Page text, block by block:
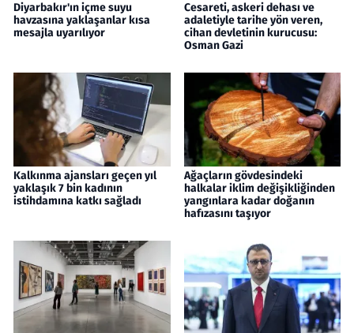
Diyarbakır'ın içme suyu
havzasına yaklaşanlar kısa
mesajla uyarılıyor
Cesareti, askeri dehası ve
adaletiyle tarihe yön veren,
cihan devletinin kurucusu:
Osman Gazi
Kalkınma ajansları geçen yıl
yaklaşık 7 bin kadının
istihdamına katkı sağladı
Ağaçların gövdesindeki
halkalar iklim değişikliğinden
yangınlara kadar doğanın
hafızasını taşıyor